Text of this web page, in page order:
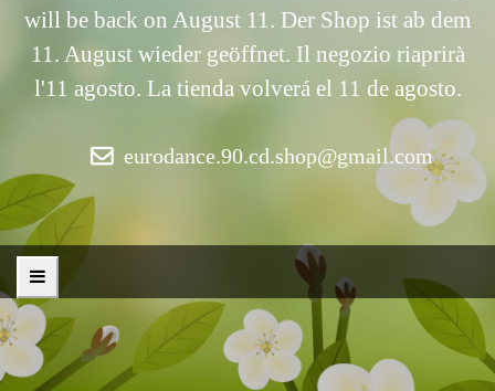
will be back on August 11. Der Shop ist ab dem
11. August wieder geöffnet. Il negozio riaprirà
l'11 agosto. La tienda volverá el 11 de agosto.
eurodance.90.cd.shop@gmail.com